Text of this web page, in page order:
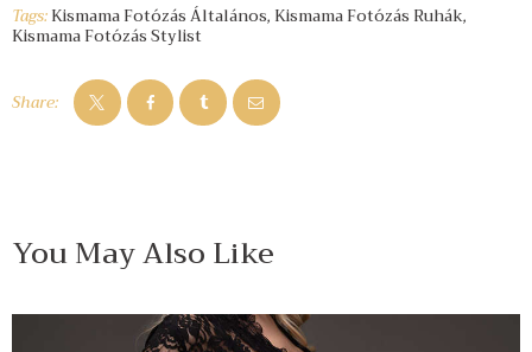
Tags:Kismama Fotózás Általános, Kismama Fotózás Ruhák,
Kismama Fotózás Stylist
Share:
You May Also Like